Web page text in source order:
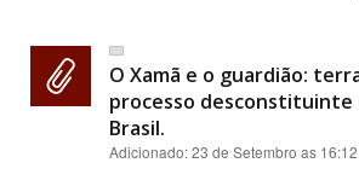
O Xamã e o guardião:
processo desconstituinte
Brasil.
Adicionado:23 de Setembro as 16:12